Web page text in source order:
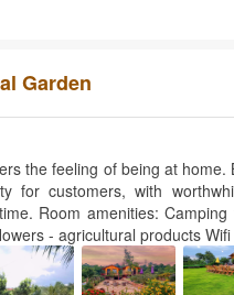
Garden
the feeling of being at home.
for customers, with
Room amenities:
- agricultural products